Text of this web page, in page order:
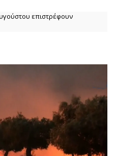
επιστρέφουν